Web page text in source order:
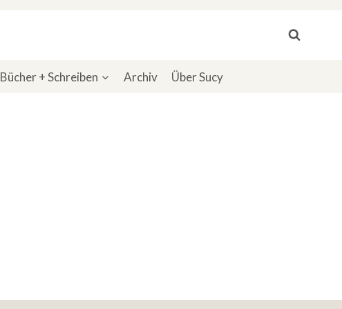
Bücher + Schreiben Archiv Über Sucy